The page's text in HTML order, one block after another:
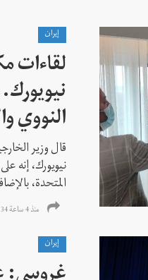
إيران
لقاءات
النووي
قال وزير
نيويورك، إنه
المتحدة،
منذ 4 ساعة 34 دقیقة
إيران